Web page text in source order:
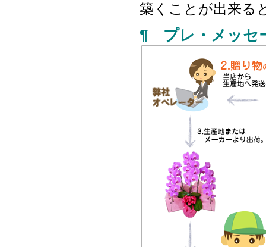
築くことが出来る
¶ プレ・メッセ